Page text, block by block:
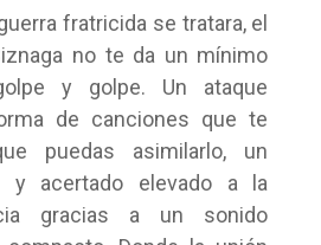
fratricida se tratara, el
no te da un mínimo
y golpe. Un ataque
de canciones que te
puedas asimilarlo, un
y acertado elevado a la
gracias a un sonido